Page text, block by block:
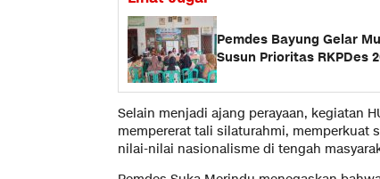
Pemdes Bayung Gelar
Susun Prioritas RKPDes
Selain menjadi ajang perayaan, kegiatan
mempererat tali silaturahmi, memperkuat
nilai-nilai nasionalisme di tengah